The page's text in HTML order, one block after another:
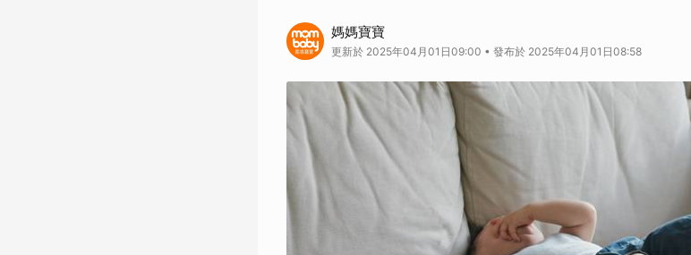
媽媽寶寶
更新於 2025年04月01日09:00 • 發布於 2025年04月01日08:58